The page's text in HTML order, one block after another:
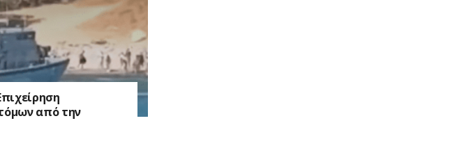
από την